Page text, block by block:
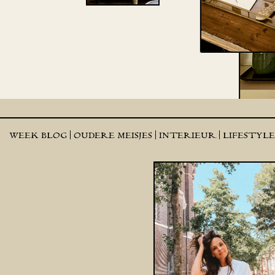
WEEK BLOG | OUDERE MEISJES | INTERIEUR | LIFESTYLE